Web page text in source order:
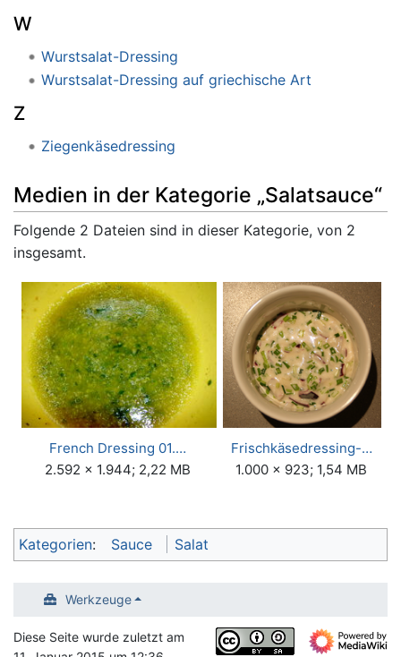
W
Wurstsalat-Dressing
Wurstsalat-Dressing auf griechische Art
Z
Ziegenkäsedressing
Medien in der Kategorie „Salatsauce“
Folgende 2 Dateien sind in dieser Kategorie, von 2
insgesamt.
French Dressing 01.…
2.592 × 1.944; 2,22 MB
Frischkäsedressing-…
1.000 × 923; 1,54 MB
Kategorien: Sauce Salat
Werkzeuge
Diese Seite wurde zuletzt am